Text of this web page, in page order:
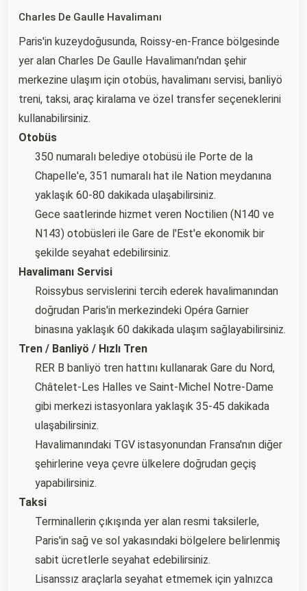
Charles De Gaulle Havalimanı
Paris'in kuzeydoğusunda, Roissy-en-France bölgesinde
yer alan Charles De Gaulle Havalimanı'ndan şehir
merkezine ulaşım için otobüs, havalimanı servisi, banliyö
treni, taksi, araç kiralama ve özel transfer seçeneklerini
kullanabilirsiniz.
Otobüs
350 numaralı belediye otobüsü ile Porte de la
Chapelle'e, 351 numaralı hat ile Nation meydanına
yaklaşık 60-80 dakikada ulaşabilirsiniz.
Gece saatlerinde hizmet veren Noctilien (N140 ve
N143) otobüsleri ile Gare de l'Est'e ekonomik bir
şekilde seyahat edebilirsiniz.
Havalimanı Servisi
Roissybus servislerini tercih ederek havalimanından
doğrudan Paris'in merkezindeki Opéra Garnier
binasına yaklaşık 60 dakikada ulaşım sağlayabilirsiniz.
Tren / Banliyö / Hızlı Tren
RER B banliyö tren hattını kullanarak Gare du Nord,
Châtelet-Les Halles ve Saint-Michel Notre-Dame
gibi merkezi istasyonlara yaklaşık 35-45 dakikada
ulaşabilirsiniz.
Havalimanındaki TGV istasyonundan Fransa'nın diğer
şehirlerine veya çevre ülkelere doğrudan geçiş
yapabilirsiniz.
Taksi
Terminallerin çıkışında yer alan resmi taksilerle,
Paris'in sağ ve sol yakasındaki bölgelere belirlenmiş
sabit ücretlerle seyahat edebilirsiniz.
Lisanssız araçlarla seyahat etmemek için yalnızca